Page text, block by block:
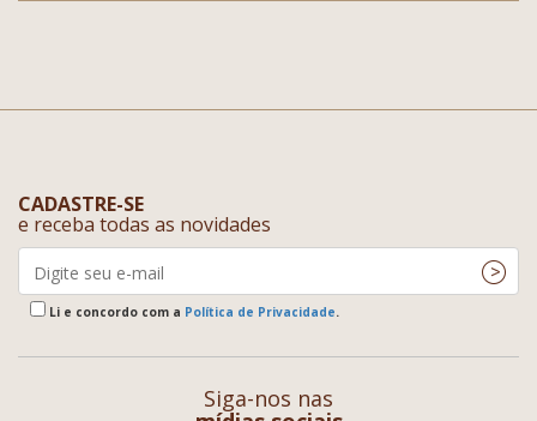
CADASTRE-SE
e receba todas as novidades
Li e concordo com a Política de Privacidade.
Siga-nos nas